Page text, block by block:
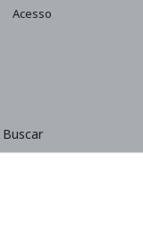
Buscar
Acesso